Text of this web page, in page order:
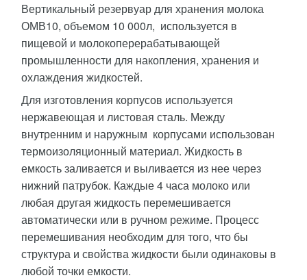
Вертикальный резервуар для хранения молока
ОМВ10, объемом 10 000л, используется в
пищевой и молокоперерабатывающей
промышленности для накопления, хранения и
охлаждения жидкостей.
Для изготовления корпусов используется
нержавеющая и листовая сталь. Между
внутренним и наружным корпусами использован
термоизоляционный материал. Жидкость в
емкость заливается и выливается из нее через
нижний патрубок. Каждые 4 часа молоко или
любая другая жидкость перемешивается
автоматически или в ручном режиме. Процесс
перемешивания необходим для того, что бы
структура и свойства жидкости были одинаковы в
любой точки емкости.